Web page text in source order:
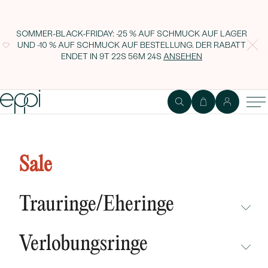
SOMMER-BLACK-FRIDAY: -25 % AUF SCHMUCK AUF LAGER
UND -10 % AUF SCHMUCK AUF BESTELLUNG. DER RABATT
ENDET IN 9T 22S 56M 23S ANSEHEN
Sale
Trauringe/Eheringe
NEUHEITEN
Verlobungsringe
Turmalinen Opulent